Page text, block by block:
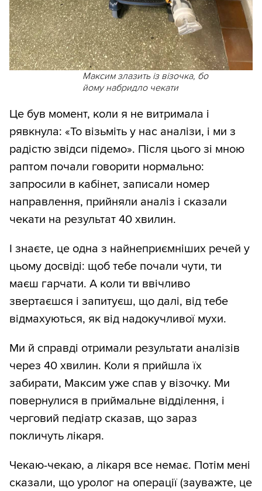
Максим злазить із візочка, бо
йому набридло чекати
Це був момент, коли я не витримала і
рявкнула: «То візьміть у нас аналізи, і ми з
радістю звідси підемо». Після цього зі мною
раптом почали говорити нормально:
запросили в кабінет, записали номер
направлення, прийняли аналіз і сказали
чекати на результат 40 хвилин.
І знаєте, це одна з найнеприємніших речей у
цьому досвіді: щоб тебе почали чути, ти
маєш гарчати. А коли ти ввічливо
звертаєшся і запитуєш, що далі, від тебе
відмахуються, як від надокучливої мухи.
Ми й справді отримали результати аналізів
через 40 хвилин. Коли я прийшла їх
забирати, Максим уже спав у візочку. Ми
повернулися в приймальне відділення, і
черговий педіатр сказав, що зараз
покличуть лікаря.
Чекаю-чекаю, а лікаря все немає. Потім мені
сказали, що уролог на операції (зауважте, це